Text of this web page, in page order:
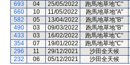
693
04 25/05/2022 跑馬地草地"C"
660
10 11/05/2022 跑馬地草地"A"
582
05 13/04/2022 跑馬地草地"B"
490
03 09/03/2022 跑馬地草地"B"
433
03 16/02/2022 跑馬地草地"C"
354
07 19/01/2022 跑馬地草地"C"
296
11 29/12/2021 沙田全天候
232
06 05/12/2021 沙田全天候